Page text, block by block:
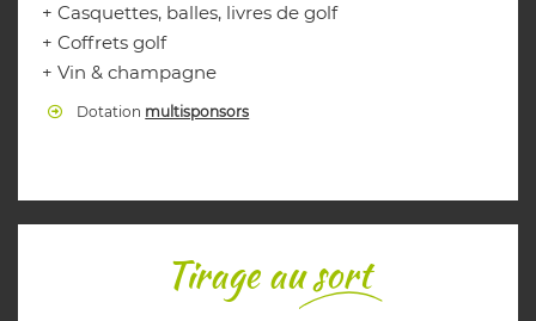
+ Casquettes, balles, livres de golf
+ Coffrets golf
+ Vin & champagne
Dotation multisponsors
Tirage ausort